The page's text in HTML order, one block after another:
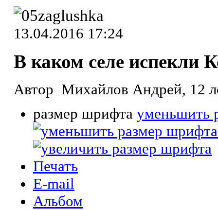
13.04.2016 17:24
В каком селе испекли
Автор Михайлов Андрей, 12
размер шрифта уменьшить
Печать
E-mail
Альбом